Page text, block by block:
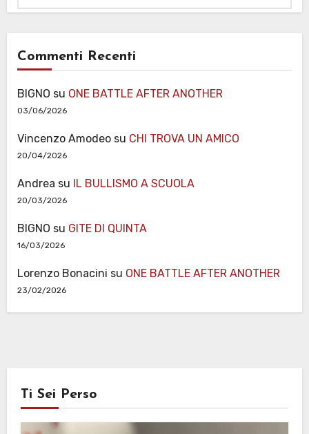
Commenti Recenti
BIGNO su ONE BATTLE AFTER ANOTHER
03/06/2026
Vincenzo Amodeosu CHI TROVA UN AMICO
20/04/2026
Andrea su IL BULLISMO A SCUOLA
20/03/2026
BIGNO su GITE DI QUINTA
16/03/2026
Lorenzo Bonacini su ONE BATTLE AFTER ANOTHER
23/02/2026
Ti Sei Perso